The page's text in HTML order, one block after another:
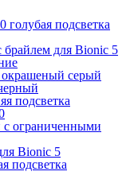
голубая подсветка
брайлем для Bionic 5
серый
подсветка
ограниченными
Bionic 5
подсветка